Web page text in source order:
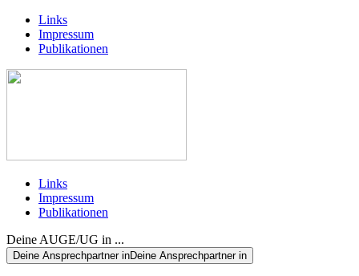
Links
Impressum
Publikationen
Links
Impressum
Publikationen
Deine AUGE/UG in ...
Deine Ansprechpartner inDeine Ansprechpartner in